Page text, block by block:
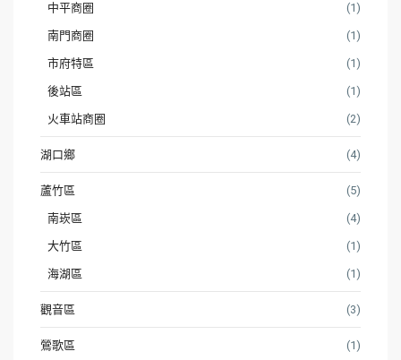
中平商圈 (1)
南門商圈 (1)
市府特區 (1)
後站區 (1)
火車站商圈 (2)
湖口鄉 (4)
蘆竹區 (5)
南崁區 (4)
大竹區 (1)
海湖區 (1)
觀音區 (3)
鶯歌區 (1)